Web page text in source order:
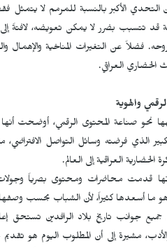
الأكبر بالنسبة للمرمم لا يتمثل
قد تتسبب بضرر لا يمكن تعويضه، لافتةً إلى
فضلاً عن التغيرات المناخية والإهمال
الحضاري العراقي.
والهوية
نحو صناعة المحتوى الرقمي، أوضحت أنها
الذي فرضته وسائل التواصل الافتراضي،
الحضارية العراقية إلى العالم.
قدمت محاضرات ومحتوى بصرياً وجولات
ما أسعدها كثيراً، لأن الشباب بحسب
جوانب تاريخ بلاد الرافدين تستحق
مشيرة إلى أن المطلوب اليوم هو